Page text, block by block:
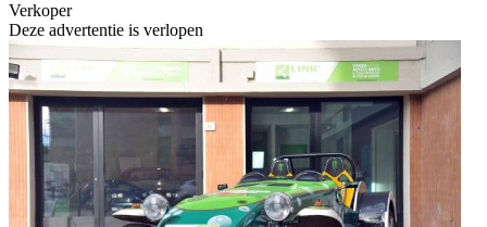
Verkoper
Deze advertentie is verlopen